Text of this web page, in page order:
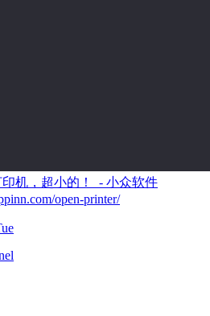
印机，超小的！ - 小众软件
open-printer/